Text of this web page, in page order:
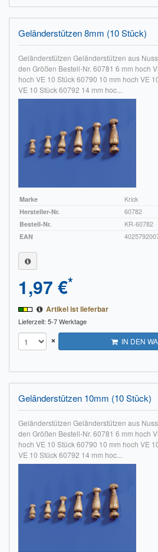
Impressum
FAQ
ÜBER UNS
Was wir bieten
Unsere Philosophie
KONTAKT
Geländerstützen 8mm (10 Stück)
Geländerstützen Geländerstützen aus
den Größen Bestell-Nr. 60781 6 mm hoch
hoch VE 10 Stück 60790 10 mm hoch VE
VE 10 Stück 60792 14 mm hoc...
Marke
Krick
Hersteller-Nr.
60782
Bestell-Nr.
KR-60782
EAN
1,97 €*
Artikel ist lieferbar
Lieferzeit: 5-7 Werktage
× IN DEN
Geländerstützen 10mm (10 Stück)
Geländerstützen Geländerstützen aus
den Größen Bestell-Nr. 60781 6 mm hoch
hoch VE 10 Stück 60790 10 mm hoch VE
VE 10 Stück 60792 14 mm hoc...